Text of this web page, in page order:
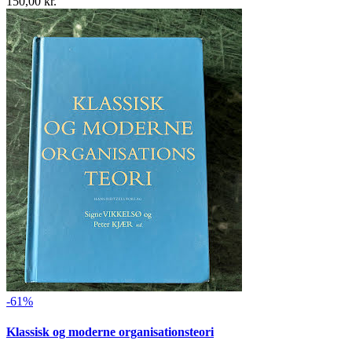
-61%
Klassisk og moderne organisationsteori